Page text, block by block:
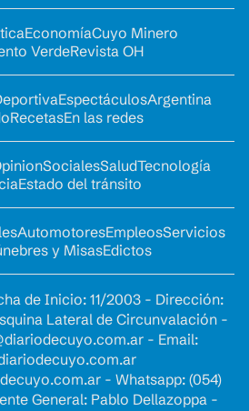
EconomíaCuyo Minero
VerdeRevista OH
EspectáculosArgentina
RecetasEn las redes
SocialesSaludTecnología
Estado del tránsito
AutomotoresEmpleosServicios
y MisasEdictos
de Inicio: 11/2003 - Dirección:
Lateral de Circunvalación -
- Email:
- Whatsapp: (054)
General: Pablo Dellazoppa -